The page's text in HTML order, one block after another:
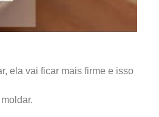
ela vai ficar mais firme e isso